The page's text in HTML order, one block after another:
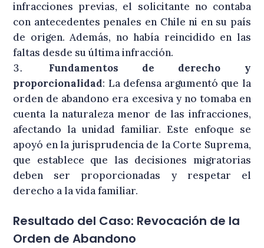
infracciones previas, el solicitante no contaba
con antecedentes penales en Chile ni en su país
de origen. Además, no había reincidido en las
faltas desde su última infracción.
Fundamentos de derecho y
proporcionalidad: La defensa argumentó que la
orden de abandono era excesiva y no tomaba en
cuenta la naturaleza menor de las infracciones,
afectando la unidad familiar. Este enfoque se
apoyó en la jurisprudencia de la Corte Suprema,
que establece que las decisiones migratorias
deben ser proporcionadas y respetar el
derecho a la vida familiar.
Resultado del Caso: Revocación de la
Orden de Abandono